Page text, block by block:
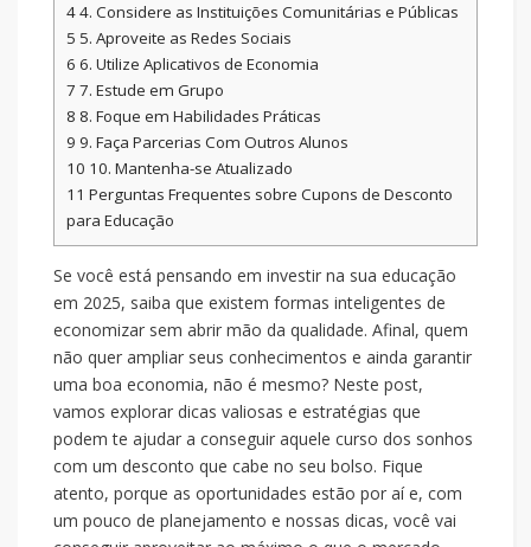
44. Considere as Instituições Comunitárias e Públicas
5 5. Aproveite as Redes Sociais
6 6. Utilize Aplicativos de Economia
7 7. Estude em Grupo
8 8. Foque em Habilidades Práticas
9 9. Faça Parcerias Com Outros Alunos
10 10. Mantenha-se Atualizado
11 Perguntas Frequentes sobre Cupons de Desconto
para Educação
Se você está pensando em investir na sua educação
em 2025, saiba que existem formas inteligentes de
economizar sem abrir mão da qualidade. Afinal, quem
não quer ampliar seus conhecimentos e ainda garantir
uma boa economia, não é mesmo? Neste post,
vamos explorar dicas valiosas e estratégias que
podem te ajudar a conseguir aquele curso dos sonhos
com um desconto que cabe no seu bolso. Fique
atento, porque as oportunidades estão por aí e, com
um pouco de planejamento e nossas dicas, você vai